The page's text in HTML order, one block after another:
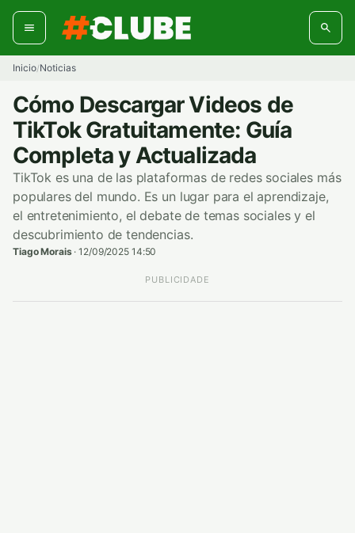
contenido
Inicio/Noticias
Cómo Descargar Videos de
TikTok Gratuitamente: Guía
Completa y Actualizada
TikTok es una de las plataformas de redes sociales más
populares del mundo. Es un lugar para el aprendizaje,
el entretenimiento, el debate de temas sociales y el
descubrimiento de tendencias.
Tiago Morais·12/09/2025 14:50
PUBLICIDADE